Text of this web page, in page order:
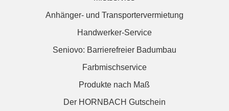
Anhänger- und Transportervermietung
Handwerker-Service
Seniovo: Barrierefreier Badumbau
Farbmischservice
Produkte nach Maß
Der HORNBACH Gutschein